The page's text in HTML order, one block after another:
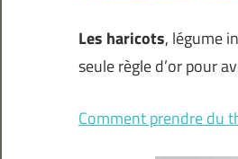
Les haricots, légume
seule règle d’or pour
Comment prendre du